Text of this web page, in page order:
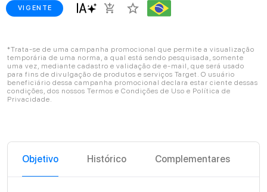
VIGENTE add_shopping_cart star_border
*Trata-se de uma campanha promocional que permite a visualização
temporária de uma norma, a qual está sendo pesquisada, somente
uma vez, mediante cadastro e validação de e-mail, que será usado
para fins de divulgação de produtos e serviços Target. O usuário
beneficiário dessa campanha promocional declara estar ciente dessas
condições, dos nossos Termos e Condições de Uso e Política de
Privacidade.
Objetivo Histórico Complementares